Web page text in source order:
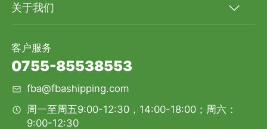
关于我们
客户服务
0755-85538553
fba@fbashipping.com
周一至周五9:00-12:30，14:00-18:00；周六：
9:00-12:30